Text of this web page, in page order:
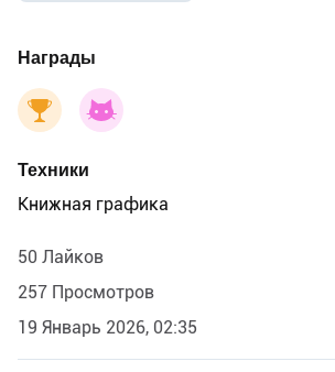
воздухе. Пятна эти я разглядел на
тогда, гуляя вокруг, почему-то сразу
эшу. Подумал, что возможно столетия
Две фотки прилагаю.
Награды
Техники
Книжная графика
50 Лайков
257 Просмотров
19 Январь 2026, 02:35